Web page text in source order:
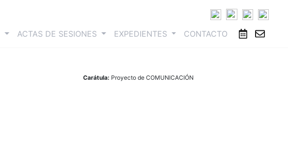
ACTAS DE SESIONES EXPEDIENTES CONTACTO
Carátula: Proyecto de COMUNICACIÓN